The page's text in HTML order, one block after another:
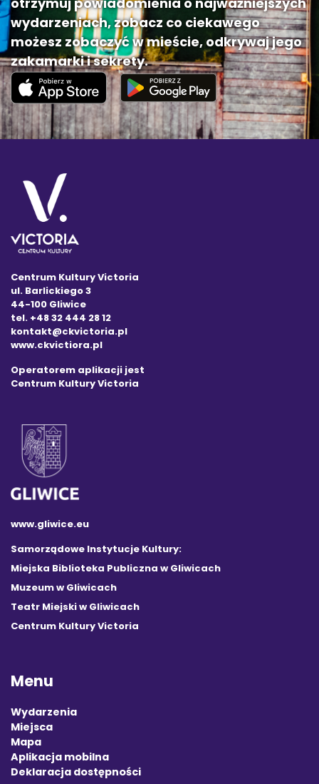
wydarzeniach, zobacz co ciekawego
możesz zobaczyć w mieście, odkrywaj jego
zakamarki i sekrety.
Centrum Kultury Victoria
ul. Barlickiego 3
44-100 Gliwice
tel. +48 32 444 28 12
kontakt@ckvictoria.pl
www.ckvictiora.pl
Operatorem aplikacji jest
Centrum Kultury Victoria
www.gliwice.eu
Samorządowe Instytucje Kultury:
Miejska Biblioteka Publiczna w Gliwicach
Muzeum w Gliwicach
Teatr Miejski w Gliwicach
Centrum Kultury Victoria
Menu
Wydarzenia
Miejsca
Mapa
Aplikacja mobilna
Deklaracja dostępności